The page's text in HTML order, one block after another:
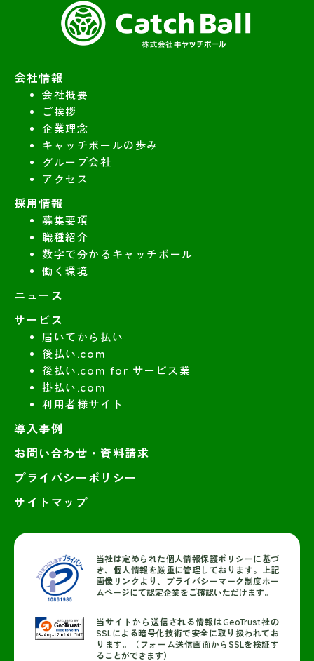
会社情報
会社概要
ご挨拶
企業理念
キャッチボールの歩み
グループ会社
アクセス
採用情報
募集要項
職種紹介
数字で分かるキャッチボール
働く環境
ニュース
サービス
届いてから払い
後払い.com
後払い.com for サービス業
掛払い.com
利用者様サイト
導入事例
お問い合わせ・資料請求
プライバシーポリシー
サイトマップ
当社は定められた個人情報保護ポリシーに基づ
き、個人情報を厳重に管理しております。上記
画像リンクより、プライバシーマーク制度ホー
ムページにて認定企業をご確認いただけます。
当サイトから送信される情報はGeoTrust社の
SSLによる暗号化技術で安全に取り扱われてお
ります。（フォーム送信画面からSSLを検証す
ることができます）